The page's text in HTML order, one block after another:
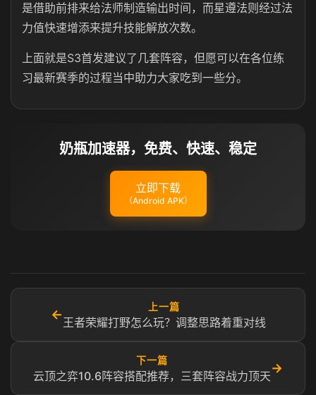
是借助前排来给法师制造输出时间，而星遵法则经过法
力值快速增添来提升技能解放次数。
上面就是S3首发建议了几套阵容，但愿可以在各位练
习最新赛季的过程当中助力大家吃到一些分。
奶瓶加速器，免费、快速、稳定
立即下载
（Android APK）
←
上一篇
王者荣耀打野怎么玩？调整思路着重对线
下一篇
云顶之弈10.6阵容搭配推荐，三套阵容战力顶天
→